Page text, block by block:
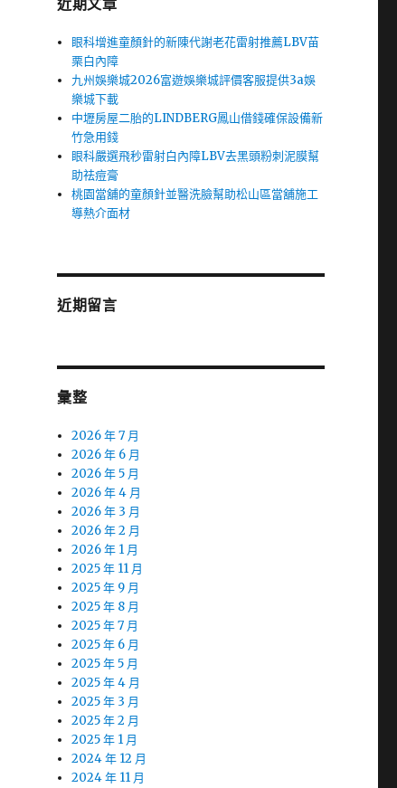
近期文章
眼科增進童顏針的新陳代謝老花雷射推薦LBV苗
栗白內障
九州娛樂城2026富遊娛樂城評價客服提供3a娛
樂城下載
中壢房屋二胎的LINDBERG鳳山借錢確保設備新
竹急用錢
眼科嚴選飛秒雷射白內障LBV去黑頭粉刺泥膜幫
助祛痘膏
桃園當舖的童顏針並醫洗臉幫助松山區當舖施工
導熱介面材
近期留言
彙整
2026 年 7 月
2026 年 6 月
2026 年 5 月
2026 年 4 月
2026 年 3 月
2026 年 2 月
2026 年 1 月
2025 年 11 月
2025 年 9 月
2025 年 8 月
2025 年 7 月
2025 年 6 月
2025 年 5 月
2025 年 4 月
2025 年 3 月
2025 年 2 月
2025 年 1 月
2024 年 12 月
2024 年 11 月